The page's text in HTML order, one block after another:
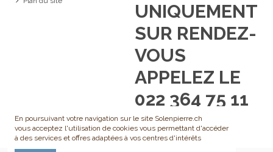
UNIQUEMENT
SUR RENDEZ-
VOUS
APPELEZ LE
022 364 75 11
En poursuivant votre navigation sur le site Solenpierre.ch
vous acceptez l'utilisation de cookies vous permettant d'accéder
à des services et offres adaptées à vos centres d'intérêts